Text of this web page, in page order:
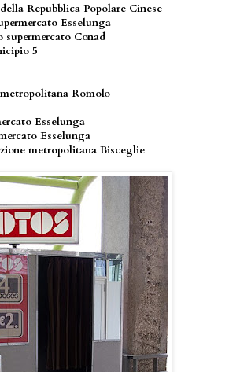
Repubblica Popolare Cinese
Esselunga
supermercato Conad
5
Romolo
Esselunga
Esselunga
metropolitana Bisceglie